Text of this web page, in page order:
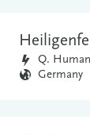
Q.
Germany